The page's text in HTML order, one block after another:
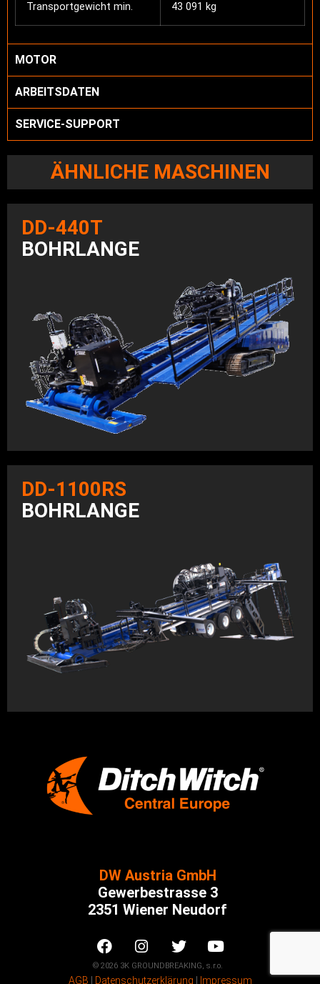
Transportgewicht min. 43 091 kg
MOTOR
ARBEITSDATEN
SERVICE-SUPPORT
ÄHNLICHE MASCHINEN
DD-440T
BOHRLANGE
DD-1100RS
BOHRLANGE
DW Austria GmbH
Gewerbestrasse 3
2351 Wiener Neudorf
© 2026 3K GROUNDBREAKING, s.r.o.
AGB Datenschutzerklärung Impressum